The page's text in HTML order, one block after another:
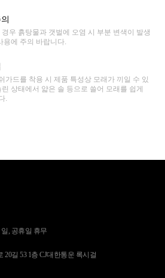
우 흙탕물과 갯벌에 오염 시 부분 변색이 발생
용에 주의 바랍니다.
가드를 착용 시 제품 특성상 모래가 끼일 수 있
상태에서 얇은 솔 등으로 쓸어 모래를 쉽게
.
일, 공휴일 휴무
길 53 1층 CJ대한통운 록시걸